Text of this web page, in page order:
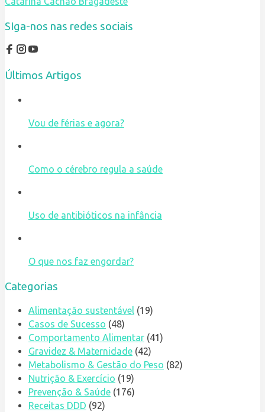
SIga-nos nas redes sociais
Últimos Artigos
Vou de férias e agora?
Como o cérebro regula a saúde
Uso de antibióticos na infância
O que nos faz engordar?
Categorias
Alimentação sustentável (19)
Casos de Sucesso (48)
Comportamento Alimentar (41)
Gravidez & Maternidade (42)
Metabolismo & Gestão do Peso (82)
Nutrição & Exercício (19)
Prevenção & Saúde (176)
Receitas DDD (92)